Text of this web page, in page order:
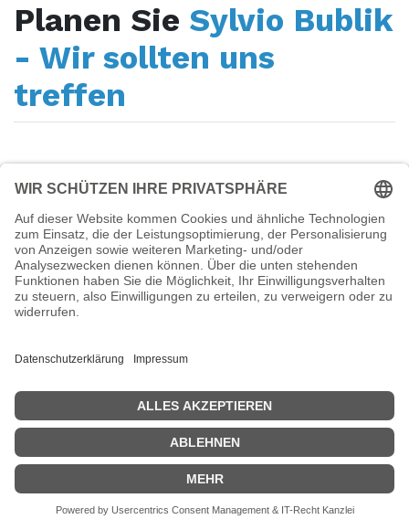
Planen Sie Sylvio Bublik
- Wir sollten uns
treffen
Sorry,Sylvio Bublikhas no availability for an appointment.
Zurück zum Terminoderkontaktieren Sie uns.